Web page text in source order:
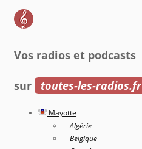
Vos radios et podcasts
sur toutes-les-radios.fr
Mayotte
Algérie
Belgique